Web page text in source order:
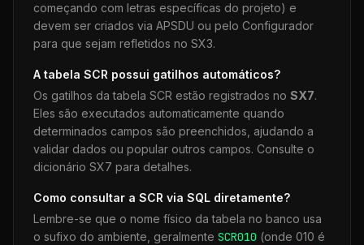
começando com letras específicas do projeto) e
devem ser criados via APSDU ou pelo Configurador
para que sejam refletidos no SX3.
A tabela SCR possui gatilhos automáticos?
Os gatilhos da tabela SCR estão registrados no SX7.
Eles são executados automaticamente quando
determinados campos são preenchidos, ajudando a
validar dados ou popular outros campos. Consulte o
dicionário SX7 para detalhes.
Como consultar a SCR via SQL diretamente?
Lembre-se que o nome físico da tabela no banco usa
o sufixo do ambiente, geralmente SCR010 (onde 010 é